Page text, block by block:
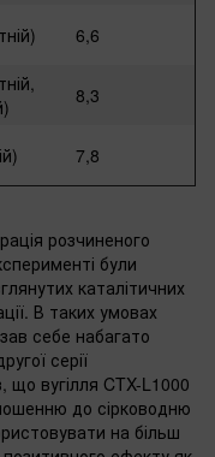
6,6
8,3
7,8
розчиненого
були
каталітичних
В таких умовах
себе набагато
серії
що вугілля CTX-L1000
до сірководню
на більш